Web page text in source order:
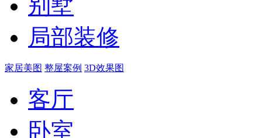
别墅
局部装修
家居美图 整屋案例 3D效果图
客厅
卧室